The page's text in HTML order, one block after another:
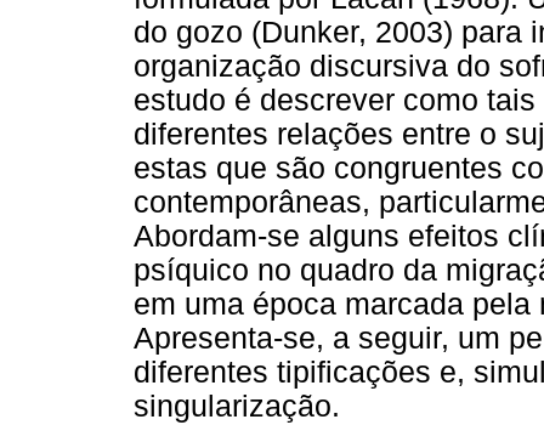
do gozo (Dunker, 2003) para
organização discursiva do
estudo é descrever como
diferentes relações entre o
estas que são congruentes
contemporâneas,
Abordam-se alguns efeitos
psíquico no quadro da
em uma época marcada
Apresenta-se, a seguir, um
diferentes tipificações e,
singularização.